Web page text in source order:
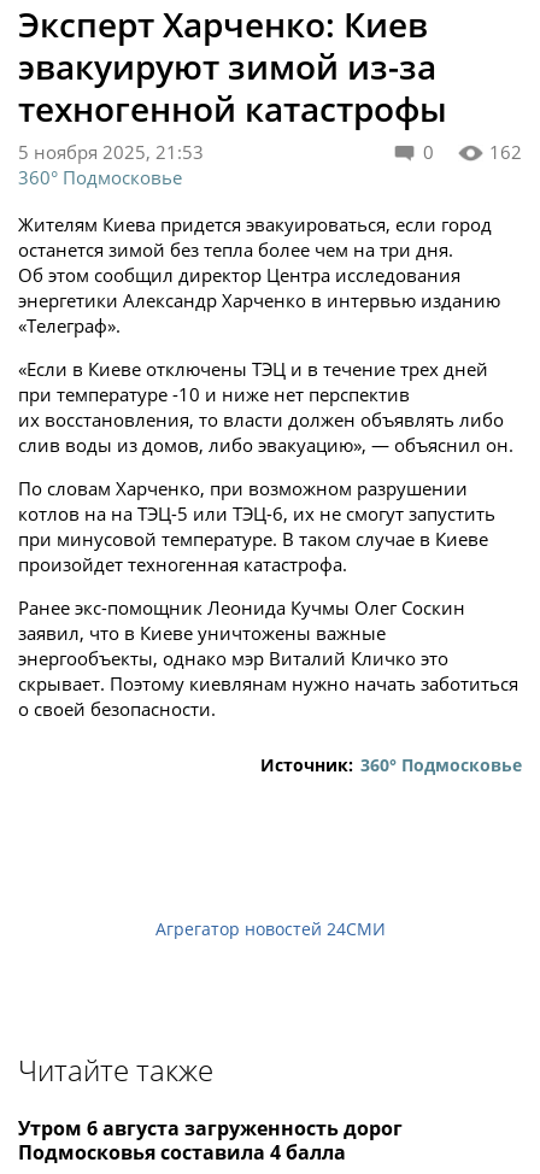
Эксперт Харченко: Киев
эвакуируют зимой из-за
техногенной катастрофы
0 162
5 ноября 2025, 21:53
360° Подмосковье
Жителям Киева придется эвакуироваться, если город
останется зимой без тепла более чем на три дня.
Об этом сообщил директор Центра исследования
энергетики Александр Харченко в интервью изданию
«Телеграф».
«Если в Киеве отключены ТЭЦ и в течение трех дней
при температуре -10 и ниже нет перспектив
их восстановления, то власти должен объявлять либо
слив воды из домов, либо эвакуацию», — объяснил он.
По словам Харченко, при возможном разрушении
котлов на на ТЭЦ-5 или ТЭЦ-6, их не смогут запустить
при минусовой температуре. В таком случае в Киеве
произойдет техногенная катастрофа.
Ранее экс-помощник Леонида Кучмы Олег Соскин
заявил, что в Киеве уничтожены важные
энергообъекты, однако мэр Виталий Кличко это
скрывает. Поэтому киевлянам нужно начать заботиться
о своей безопасности.
Источник: 360° Подмосковье
Агрегатор новостей 24СМИ
Читайте также
Утром 6 августа загруженность дорог
Подмосковья составила 4 балла